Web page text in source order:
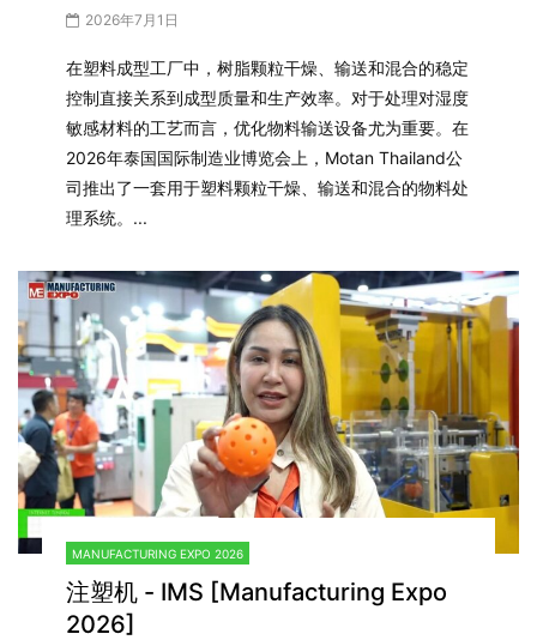
2026年7月1日
在塑料成型工厂中，树脂颗粒干燥、输送和混合的稳定
控制直接关系到成型质量和生产效率。对于处理对湿度
敏感材料的工艺而言，优化物料输送设备尤为重要。在
2026年泰国国际制造业博览会上，Motan Thailand公
司推出了一套用于塑料颗粒干燥、输送和混合的物料处
理系统。...
MANUFACTURING EXPO 2026
注塑机 - IMS [Manufacturing Expo
2026]